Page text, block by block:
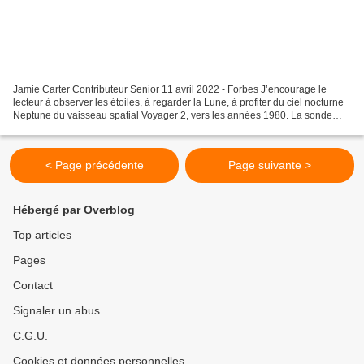
Jamie Carter Contributeur Senior 11 avril 2022 - Forbes J’encourage le
lecteur à observer les étoiles, à regarder la Lune, à profiter du ciel nocturne
Neptune du vaisseau spatial Voyager 2, vers les années 1980. La sonde
< Page précédente Page suivante >
Hébergé par Overblog
Top articles
Pages
Contact
Signaler un abus
C.G.U.
Cookies et données personnelles